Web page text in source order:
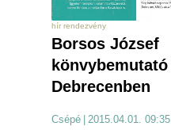
hír rendezvény
Borsos József
könvybemutató
Debrecenben
Csépé 2015.04.01. 09:35